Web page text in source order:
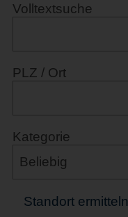
Volltextsuche
PLZ / Ort
Kategorie
Standort ermitteln